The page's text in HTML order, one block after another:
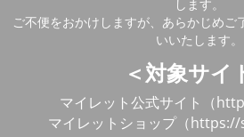
します。
ご不便をおかけしますが、あらかじめご
いいたします。
＜対象サイ
マイレット公式サイト（
マイレットショップ（https://